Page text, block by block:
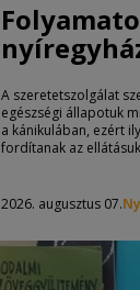
A szeretetszolgálat
egészségi állapotuk
a kánikulában, ezért
fordítanak az
2026. augusztus 07.